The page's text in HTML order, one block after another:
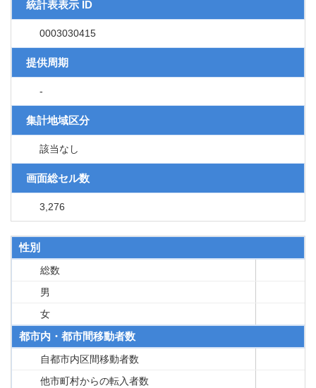
統計表表示 ID
0003030415
提供周期
-
集計地域区分
該当なし
画面総セル数
3,276
性別
総数
男
女
都市内・都市間移動者数
自都市内区間移動者数
他市町村からの転入者数